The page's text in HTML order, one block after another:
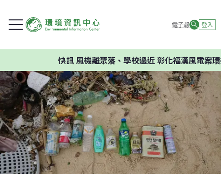
電子報 登入
風機離聚落、學校過近 彰化福漢風電案環委建